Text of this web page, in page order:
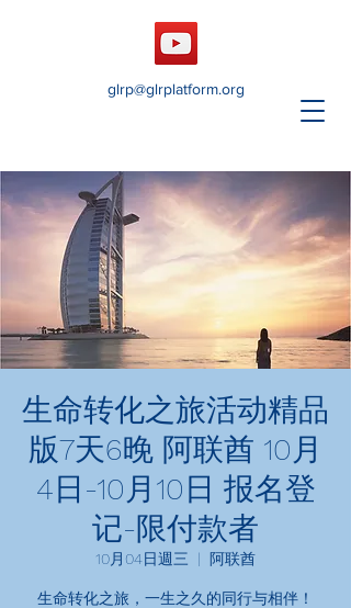
glrp@glrplatform.org
生命转化之旅活动精品
版7天6晚 阿联酋 10月
4日-10月10日 报名登
记-限付款者
10月04日週三
  |
阿联酋
生命转化之旅，一生之久的同行与相伴！